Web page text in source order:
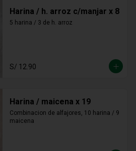
Harina / h. arroz c/manjar x 8
5 harina / 3 de h. arroz
S/ 12.90
Harina / maicena x 19
Combinacion de alfajores, 10 harina / 9
maicena